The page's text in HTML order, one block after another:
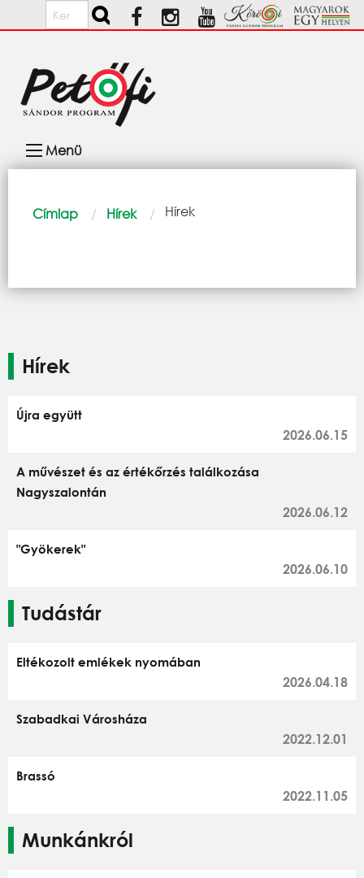
Ugrás a tartalomra
Keresés
navigáció
Menü
Morzsa
Címlap Hírek Current:
Hírek
Hírek
Újra együtt
2026.06.15
A művészet és az értékőrzés találkozása
Nagyszalontán
2026.06.12
"Gyökerek"
2026.06.10
Tudástár
Eltékozolt emlékek nyomában
2026.04.18
Szabadkai Városháza
2022.12.01
Brassó
2022.11.05
Munkánkról